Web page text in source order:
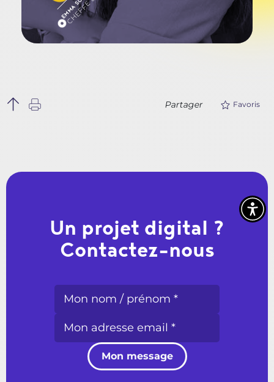
Partager Favoris
Un projet digital ?
Contactez-nous
Mon message